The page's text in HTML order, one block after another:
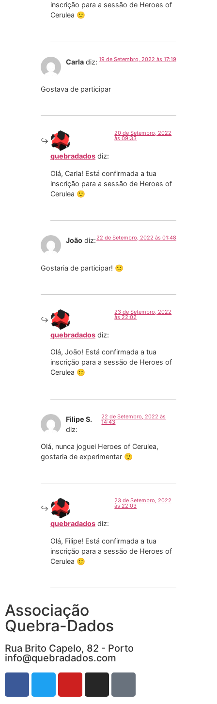
inscrição para a sessão de Heroes of
Cerulea 🙂
Carla diz: 19 de Setembro, 2022 às 17:19
Gostava de participar
quebradados diz:
20 de Setembro, 2022
às 09:33
Olá, Carla! Está confirmada a tua
inscrição para a sessão de Heroes of
Cerulea 🙂
João diz:22 de Setembro, 2022 às 01:48
Gostaria de participar! 🙂
quebradados diz:
23 de Setembro, 2022
às 22:02
Olá, João! Está confirmada a tua
inscrição para a sessão de Heroes of
Cerulea 🙂
Filipe S.
diz:
22 de Setembro, 2022 às
14:43
Olá, nunca joguei Heroes of Cerulea,
gostaria de experimentar 🙂
quebradados diz:
23 de Setembro, 2022
às 22:03
Olá, Filipe! Está confirmada a tua
inscrição para a sessão de Heroes of
Cerulea 🙂
Associação
Quebra-Dados
Rua Brito Capelo, 82 - Porto
info@quebradados.com